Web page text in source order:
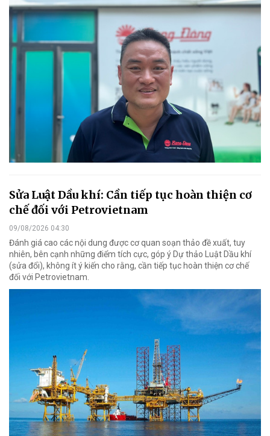
Sửa Luật Dầu khí: Cần tiếp tục hoàn thiện cơ
chế đối với Petrovietnam
09/08/2026 04:30
Đánh giá cao các nội dung được cơ quan soạn thảo đề xuất, tuy
nhiên, bên cạnh những điểm tích cực, góp ý Dự thảo Luật Dầu khí
(sửa đổi), không ít ý kiến cho rằng, cần tiếp tục hoàn thiện cơ chế
đối với Petrovietnam.